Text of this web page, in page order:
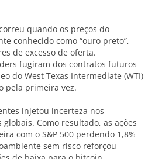
quando os preços do
conhecido como “ouro preto”,
de excesso de oferta.
fugiram dos contratos futuros
do West Texas Intermediate (WTI)
pela primeira vez.
injetou incerteza nos
Como resultado, as ações
com o S&P 500 perdendo 1,8%
sem risco reforçou